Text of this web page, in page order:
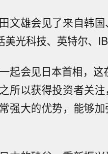
文雄会见了来自韩
光科技、英特尔、
起会见日本首相，这
所以获得投资者关
强大的优势，能够